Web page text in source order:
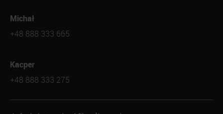
Michał
+48 888 333 665
Kacper
+48 888 333 275